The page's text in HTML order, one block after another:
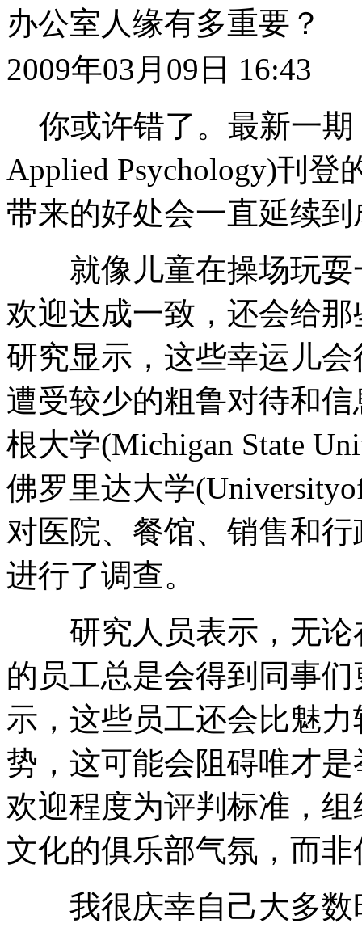
办公室人缘有多重要？
2009年03月09日 16:43
你或许错了。最新一期
Applied Psychology)刊
带来的好处会一直延续
就像儿童在操场玩耍
欢迎达成一致，还会给
研究显示，这些幸运儿
遭受较少的粗鲁对待和
根大学(Michigan State
佛罗里达大学
对医院、餐馆、销售和
进行了调查。
研究人员表示，无论
的员工总是会得到同事
示，这些员工还会比魅
势，这可能会阻碍唯才
欢迎程度为评判标准，
文化的俱乐部气氛，而
我很庆幸自己大多数